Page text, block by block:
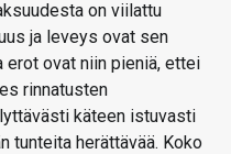
on viilattu
ja leveys ovat sen
erot ovat niin pieniä, ettei
rinnatusten
käteen istuvasti
tunteita herättävää. Koko